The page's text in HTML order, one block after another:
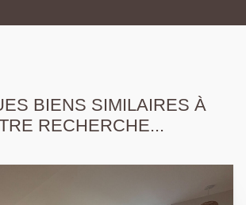
BIENS SIMILAIRES À
RECHERCHE...